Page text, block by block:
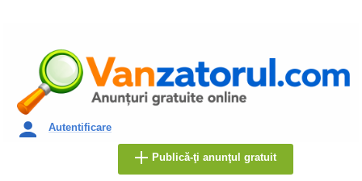
Autentificare
Publică-ţi anunţul gratuit